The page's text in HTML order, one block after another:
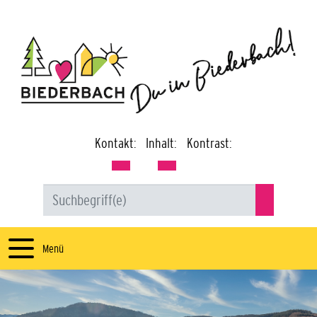
Kontakt: Inhalt: Kontrast:
Menü